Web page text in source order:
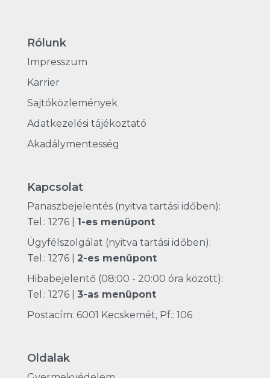
Rólunk
Impresszum
Karrier
Sajtóközlemények
Adatkezelési tájékoztató
Akadálymentesség
Kapcsolat
Panaszbejelentés (nyitva tartási időben):
Tel.: 1276| 1-es menüpont
Ügyfélszolgálat (nyitva tartási időben):
Tel.: 1276| 2-es menüpont
Hibabejelentő (08:00 - 20:00 óra között):
Tel.: 1276| 3-as menüpont
Postacím: 6001 Kecskemét, Pf.: 106
Oldalak